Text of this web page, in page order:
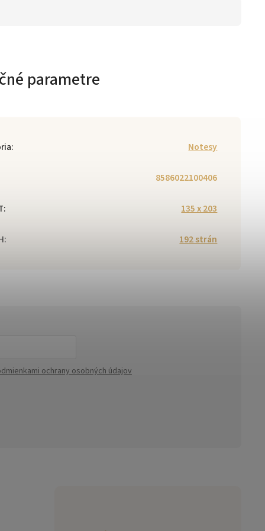
parametre
: Notesy
8586022100406
: 135 x 203
: 192 strán
ochrany osobných údajov